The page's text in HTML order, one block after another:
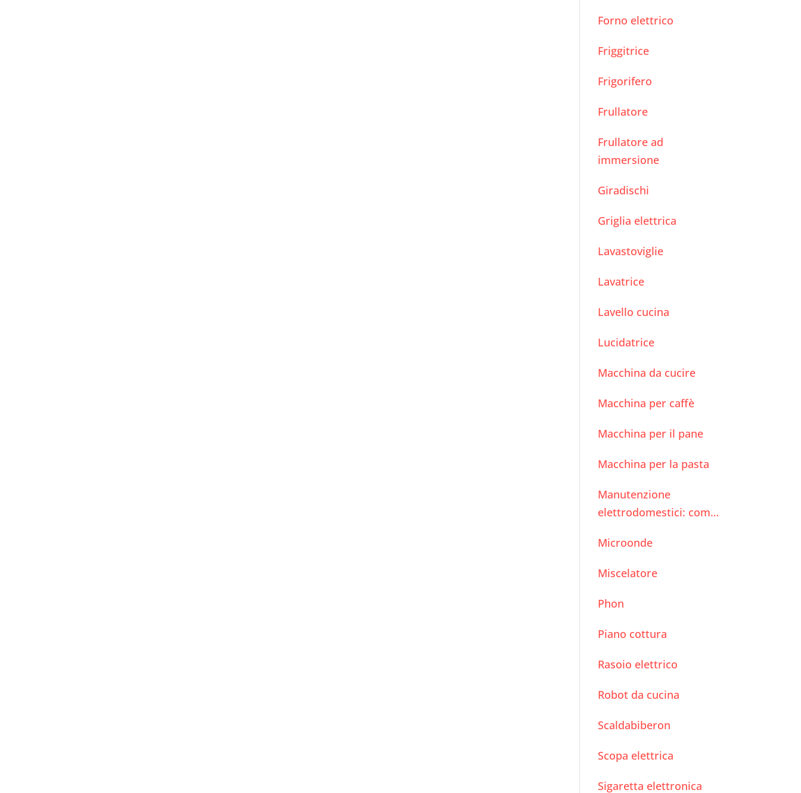
Forno elettrico
Friggitrice
Frigorifero
Frullatore
Frullatore ad
immersione
Giradischi
Griglia elettrica
Lavastoviglie
Lavatrice
Lavello cucina
Lucidatrice
Macchina da cucire
Macchina per caffè
Macchina per il pane
Macchina per la pasta
Manutenzione
elettrodomestici: come
efficienza?
Microonde
Miscelatore
Phon
Piano cottura
Rasoio elettrico
Robot da cucina
Scaldabiberon
Scopa elettrica
Sigaretta elettronica